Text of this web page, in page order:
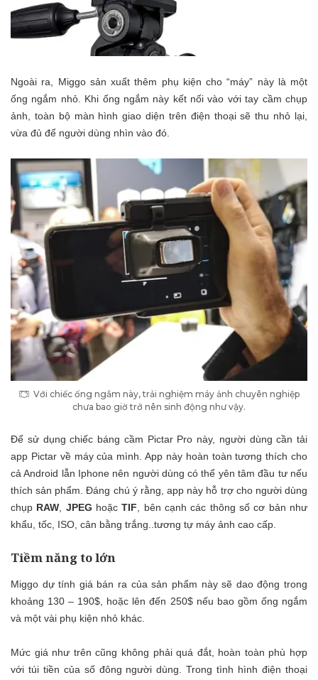
Ngoài ra, Miggo sản xuất thêm phụ kiện cho “máy” này là một
ống ngắm nhỏ. Khi ống ngắm này kết nối vào với tay cầm chụp
ảnh, toàn bộ màn hình giao diện trên điện thoại sẽ thu nhỏ lại,
vừa đủ để người dùng nhìn vào đó.
Với chiếc ống ngắm này, trải nghiệm máy ảnh chuyên nghiệp
chưa bao giờ trở nên sinh động như vậy.
Để sử dụng chiếc báng cầm Pictar Pro này, người dùng cần tải
app Pictar về máy của mình. App này hoàn toàn tương thích cho
cả Android lẫn Iphone nên người dùng có thể yên tâm đầu tư nếu
thích sản phẩm. Đáng chú ý rằng, app này hỗ trợ cho người dùng
chụp RAW JPEG hoặcTIF , bên cạnh các thông số cơ bản như
khẩu, tốc, ISO, cân bằng trắng..tương tự máy ảnh cao cấp.
Tiềm năng to lớn
Miggo dự tính giá bán ra của sản phẩm này sẽ dao động trong
khoảng 130 – 190$, hoặc lên đến 250$ nếu bao gồm ống ngắm
và một vài phụ kiện nhỏ khác.
Mức giá như trên cũng không phải quá đắt, hoàn toàn phù hợp
với túi tiền của số đông người dùng. Trong tình hình điện thoại